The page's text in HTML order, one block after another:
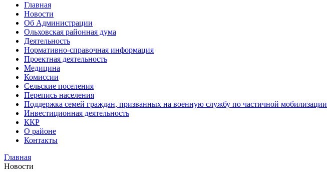
Главная
Новости
Об Администрации
Ольховская районная дума
Деятельность
Нормативно-справочная информация
Проектная деятельность
Медицина
Комиссии
Сельские поселения
Перепись населения
Поддержка семей граждан, призванных на военную службу по частичной мобилизации
Инвестиционная деятельность
ККР
О районе
Контакты
Главная
Новости